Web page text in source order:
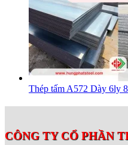
Thép tấm A572 Dày 6ly
CÔNG TY CỔ PHẦN